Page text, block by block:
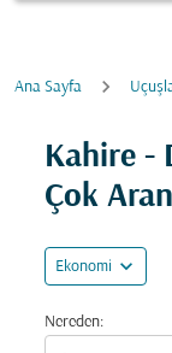
Ana Sayfa
Kahire -
Çok
Ekonomi expand_more
Nereden:
Fırsatları